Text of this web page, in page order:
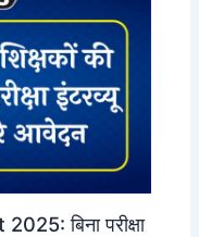
बिना परीक्षा